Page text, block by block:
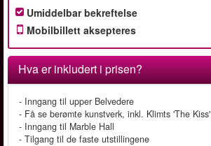
Umiddelbar bekreftelse
Mobilbillett aksepteres
Hva er inkludert i prisen?
- Inngang til upper Belvedere
- Få se berømte kunstverk, inkl. Klimts 'The Kiss'
- Inngang til Marble Hall
- Tilgang til de faste utstillingene